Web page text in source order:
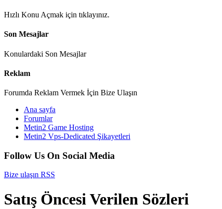
Hızlı Konu Açmak için tıklayınız.
Son Mesajlar
Konulardaki Son Mesajlar
Reklam
Forumda Reklam Vermek İçin Bize Ulaşın
Ana sayfa
Forumlar
Metin2 Game Hosting
Metin2 Vps-Dedicated Şikayetleri
Follow Us On Social Media
Bize ulaşın RSS
Satış Öncesi Verilen Sözleri